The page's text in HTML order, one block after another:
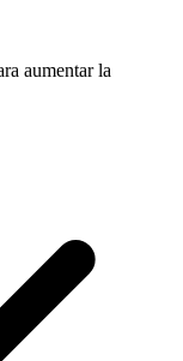
aumentar la